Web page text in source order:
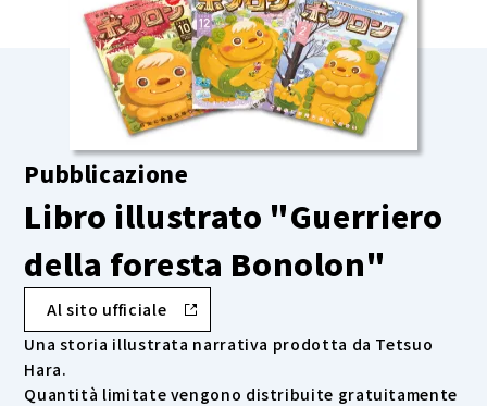
Pubblicazione
Libro illustrato "Guerriero
della foresta Bonolon"
Al sito ufficiale
Una storia illustrata narrativa prodotta da Tetsuo
Hara.
Quantità limitate vengono distribuite gratuitamente